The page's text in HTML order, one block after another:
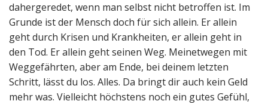
dahergeredet, wenn man selbst nicht betroffen ist. Im
Grunde ist der Mensch doch für sich allein. Er allein
geht durch Krisen und Krankheiten, er allein geht in
den Tod. Er allein geht seinen Weg. Meinetwegen mit
Weggefährten, aber am Ende, bei deinem letzten
Schritt, lässt du los. Alles. Da bringt dir auch kein Geld
mehr was. Vielleicht höchstens noch ein gutes Gefühl,